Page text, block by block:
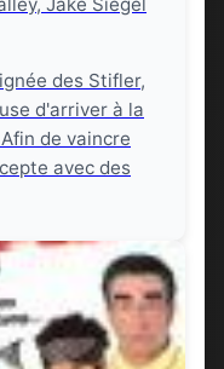
des Stifler,
d'arriver à la
de vaincre
avec des